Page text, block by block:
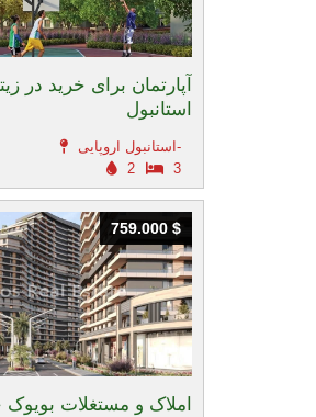
آپارتمان برای خرید در
استانبول
استانبول اروپایی-
3
2
املاک و مستغلات
759.000 $
759.000 $